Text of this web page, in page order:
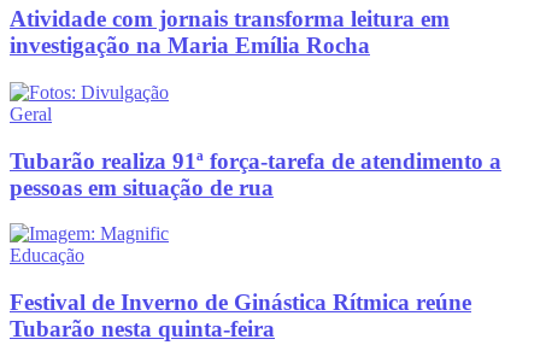
Atividade com jornais transforma leitura em
investigação na Maria Emília Rocha
Geral
Tubarão realiza 91ª força-tarefa de atendimento a
pessoas em situação de rua
Educação
Festival de Inverno de Ginástica Rítmica reúne
Tubarão nesta quinta-feira